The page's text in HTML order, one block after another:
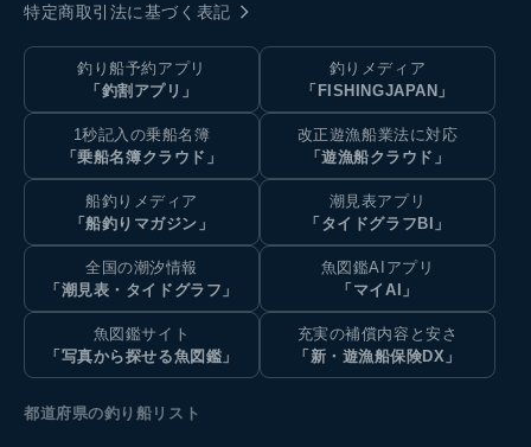
特定商取引法に基づく表記
釣り船予約アプリ
「釣割アプリ」
釣りメディア
「FISHINGJAPAN」
1秒記入の乗船名簿
「乗船名簿クラウド」
改正遊漁船業法に対応
「遊漁船クラウド」
船釣りメディア
「船釣りマガジン」
潮見表アプリ
「タイドグラフBI」
全国の潮汐情報
「潮見表・タイドグラフ」
魚図鑑AIアプリ
「マイAI」
魚図鑑サイト
「写真から探せる魚図鑑」
充実の補償内容と安さ
「新・遊漁船保険DX」
都道府県の釣り船リスト